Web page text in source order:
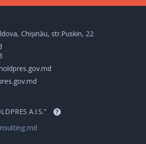
Chișinău, str.Puskin, 22
A.I.S." ?